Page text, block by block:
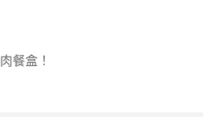
餐盒！